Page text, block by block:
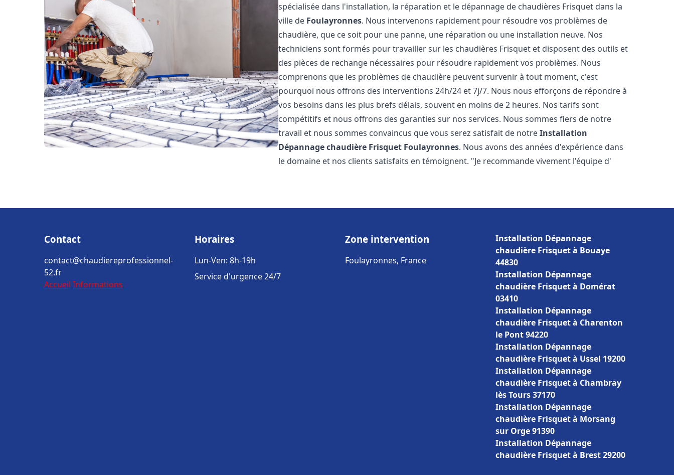
spécialisée dans l'installation, la réparation et le dépannage de chaudières Frisquet dans la
ville de Foulayronnes. Nous intervenons rapidement pour résoudre vos problèmes de
chaudière, que ce soit pour une panne, une réparation ou une installation neuve. Nos
techniciens sont formés pour travailler sur les chaudières Frisquet et disposent des outils et
des pièces de rechange nécessaires pour résoudre rapidement vos problèmes. Nous
comprenons que les problèmes de chaudière peuvent survenir à tout moment, c'est
pourquoi nous offrons des interventions 24h/24 et 7j/7. Nous nous efforçons de répondre à
vos besoins dans les plus brefs délais, souvent en moins de 2 heures. Nos tarifs sont
compétitifs et nous offrons des garanties sur nos services. Nous sommes fiers de notre
travail et nous sommes convaincus que vous serez satisfait de notreInstallation
Dépannage chaudière Frisquet Foulayronnes. Nous avons des années d'expérience dans
le domaine et nos clients satisfaits en témoignent. "Je recommande vivement l'équipe d'
Contact
contact@chaudiereprofessionnel-
52.fr
Accueil Informations
Horaires
Lun-Ven: 8h-19h
Service d'urgence 24/7
Zone intervention
Foulayronnes, France
Installation Dépannage
chaudière Frisquet à Bouaye
44830
Installation Dépannage
chaudière Frisquet à Domérat
03410
Installation Dépannage
chaudière Frisquet à Charenton
le Pont 94220
Installation Dépannage
chaudière Frisquet à Ussel 19200
Installation Dépannage
chaudière Frisquet à Chambray
lès Tours 37170
Installation Dépannage
chaudière Frisquet à Morsang
sur Orge 91390
Installation Dépannage
chaudière Frisquet à Brest 29200